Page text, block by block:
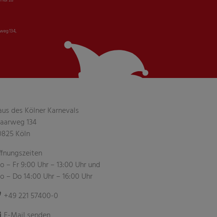
134,
des Kölner Karnevals
134
Köln
– Fr 9:00 Uhr – 13:00 Uhr und
– Do 14:00 Uhr – 16:00 Uhr
+49 221 57400-0